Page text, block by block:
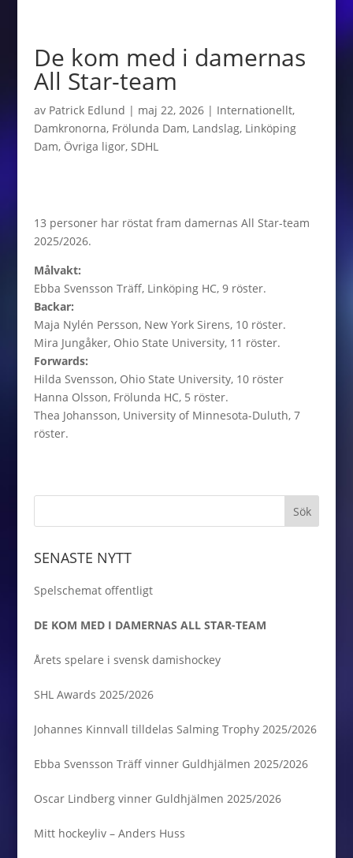
De kom med i damernas
All Star-team
av Patrick Edlund | maj 22, 2026| Internationellt,
Damkronorna, Frölunda Dam, Landslag, Linköping
Dam, Övriga ligor, SDHL
13 personer har röstat fram damernas All Star-team
2025/2026.
Målvakt:
Ebba Svensson Träff, Linköping HC, 9 röster.
Backar:
Maja Nylén Persson, New York Sirens, 10 röster.
Mira Jungåker, Ohio State University, 11 röster.
Forwards:
Hilda Svensson, Ohio State University, 10 röster
Hanna Olsson, Frölunda HC, 5 röster.
Thea Johansson, University of Minnesota-Duluth, 7
röster.
SENASTE NYTT
Spelschemat offentligt
DE KOM MED I DAMERNAS ALL STAR-TEAM
Årets spelare i svensk damishockey
SHL Awards 2025/2026
Johannes Kinnvall tilldelas Salming Trophy 2025/2026
Ebba Svensson Träff vinner Guldhjälmen 2025/2026
Oscar Lindberg vinner Guldhjälmen 2025/2026
Mitt hockeyliv – Anders Huss